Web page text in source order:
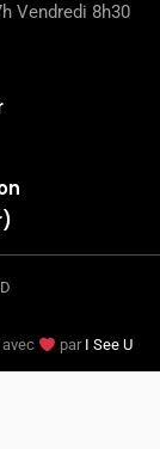
Vendredi 8h30
avec par I See U